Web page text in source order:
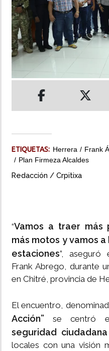
DEPORTES
MUNDO
MULTIMEDIA
ETIQUETAS: Herrera Frank
Plan Firmeza Alcaldes
Redacción / Crpitixa
“Vamos a traer más
más motos y vamos
estaciones”, aseguró
Frank Abrego, durante
en Chitré, provincia de
El encuentro,
Acción” se centró
seguridad ciudadana
locales con una visión